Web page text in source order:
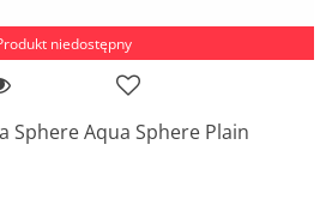
niedostępny
Sphere Aqua Sphere Plain